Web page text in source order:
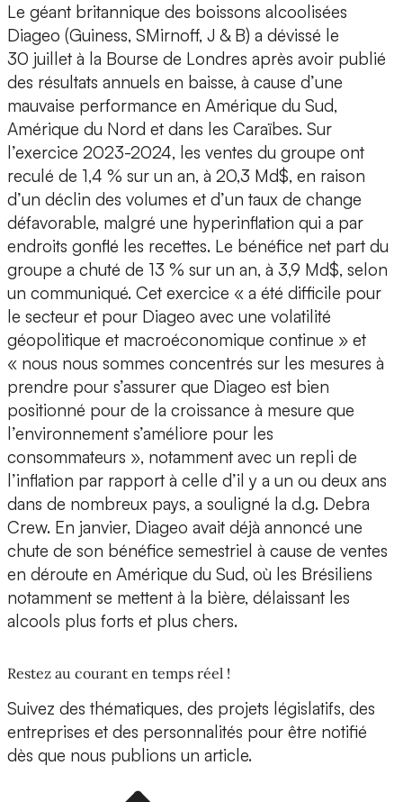
Le géant britannique des boissons alcoolisées
Diageo (Guiness, SMirnoff, J & B) a dévissé le
30 juillet à la Bourse de Londres après avoir publié
des résultats annuels en baisse, à cause d’une
mauvaise performance en Amérique du Sud,
Amérique du Nord et dans les Caraïbes. Sur
l’exercice 2023-2024, les ventes du groupe ont
reculé de 1,4 % sur un an, à 20,3 Md$, en raison
d’un déclin des volumes et d’un taux de change
défavorable, malgré une hyperinflation qui a par
endroits gonflé les recettes. Le bénéfice net part du
groupe a chuté de 13 % sur un an, à 3,9 Md$, selon
un communiqué. Cet exercice « a été difficile pour
le secteur et pour Diageo avec une volatilité
géopolitique et macroéconomique continue » et
« nous nous sommes concentrés sur les mesures à
prendre pour s’assurer que Diageo est bien
positionné pour de la croissance à mesure que
l’environnement s’améliore pour les
consommateurs », notamment avec un repli de
l’inflation par rapport à celle d’il y a un ou deux ans
dans de nombreux pays, a souligné la d.g. Debra
Crew. En janvier, Diageo avait déjà annoncé une
chute de son bénéfice semestriel à cause de ventes
en déroute en Amérique du Sud, où les Brésiliens
notamment se mettent à la bière, délaissant les
alcools plus forts et plus chers.
Restez au courant en temps réel !
Suivez des thématiques, des projets législatifs, des
entreprises et des personnalités pour être notifié
dès que nous publions un article.